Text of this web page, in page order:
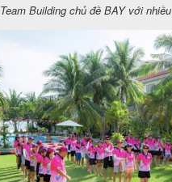
Team Building chủ đề BAY với